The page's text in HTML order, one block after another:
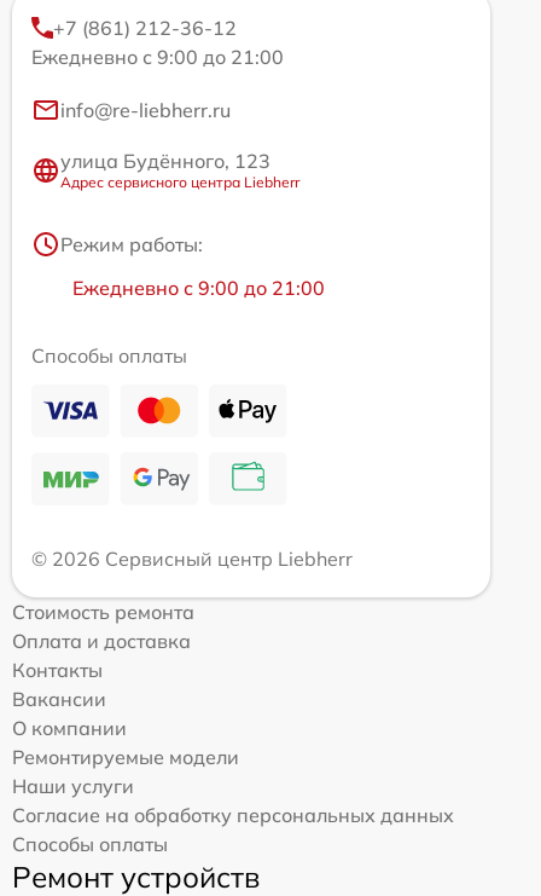
+7 (861) 212-36-12
Ежедневно с 9:00 до 21:00
info@re-liebherr.ru
улица Будённого, 123
Адрес сервисного центра Liebherr
Режим работы:
Ежедневно с 9:00 до 21:00
Способы оплаты
© 2026 Сервисный центр Liebherr
Стоимость ремонта
Оплата и доставка
Контакты
Вакансии
О компании
Ремонтируемые модели
Наши услуги
Согласие на обработку персональных данных
Способы оплаты
Ремонт устройств